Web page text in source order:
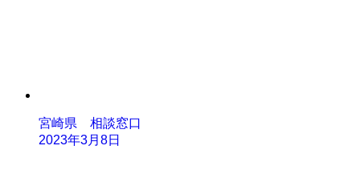
宮崎県 相談窓口
2023年3月8日